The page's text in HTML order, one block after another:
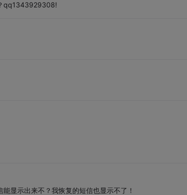
qq1343929308!
显示出来不？我恢复的短信也显示不了！